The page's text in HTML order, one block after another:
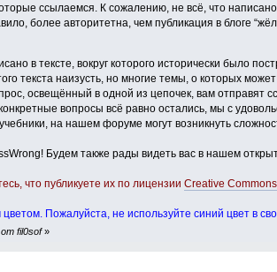
ссылаемся. К сожалению, не всё, что
более авторитетна, чем публикация в блоге
в тексте, вокруг которого исторически было
текста наизусть, но многие темы, о которых
освещённый в одной из цепочек, вам отправят
вопросы всё равно остались, мы с
на нашем форуме могут возникнуть
Будем также рады видеть вас в нашем
что публикуете их по лицензии Creative
Пожалуйста, не используйте синий цвет в
fil0sof»